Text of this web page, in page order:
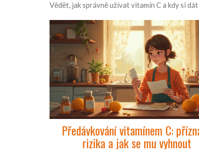
Vědět, jak správně užívat vitamín C a kdy si
Předávkování vitamínem C:
rizika a jak se mu vyhnout